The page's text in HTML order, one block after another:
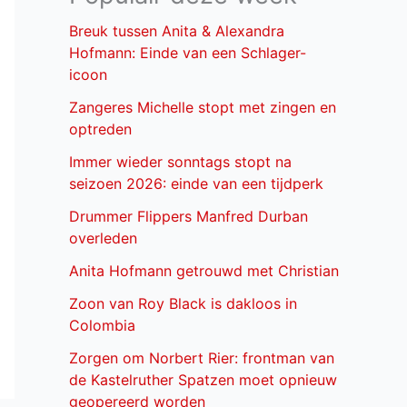
Breuk tussen Anita & Alexandra
Hofmann: Einde van een Schlager-
icoon
Zangeres Michelle stopt met zingen en
optreden
Immer wieder sonntags stopt na
seizoen 2026: einde van een tijdperk
Drummer Flippers Manfred Durban
overleden
Anita Hofmann getrouwd met Christian
Zoon van Roy Black is dakloos in
Colombia
Zorgen om Norbert Rier: frontman van
de Kastelruther Spatzen moet opnieuw
geopereerd worden